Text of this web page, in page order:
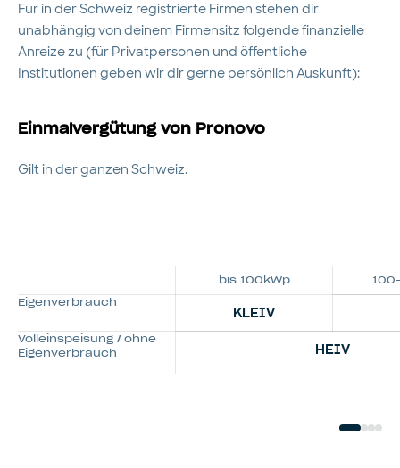
Für in der Schweiz registrierte Firmen stehen dir
unabhängig von deinem Firmensitz folgende finanzielle
Anreize zu (für Privatpersonen und öffentliche
Institutionen geben wir dir gerne persönlich Auskunft):
Einmalvergütung von Pronovo
Gilt in der ganzen Schweiz.
bis 100kWp
Eigenverbrauch
KLEIV
Volleinspeisung / ohne
Eigenverbrauch
HEIV